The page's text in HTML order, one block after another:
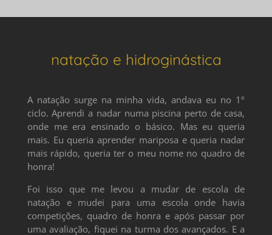
natação e hidroginástica
A natação surge na minha vida, andava eu no 1º
ciclo. Aprendi a nadar numa piscina perto de casa,
onde me era ensinado o básico. Mas eu queria
mais. Eu queria aprender mariposa e queria nadar
mais rápido, queria ter o meu nome no quadro de
honra!
Foi isso que me levou a mudar de escola de
natação e mudei para uma escola onde havia
competições, quadro de honra e após passar por
uma avaliação, fiquei na turma dos avançados. E a